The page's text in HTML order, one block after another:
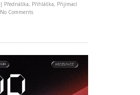
| Přednáška, Přihláška, Přijímací
No Comments